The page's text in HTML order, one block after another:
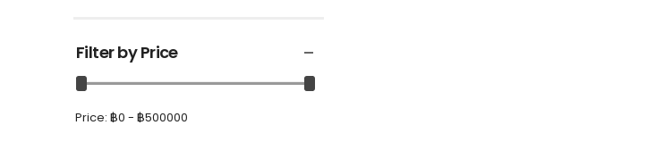
Filter by Price
Price: ฿0 - ฿500000